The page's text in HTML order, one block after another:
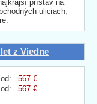
prístav na
uliciach,
z Viedne
567 €
567 €